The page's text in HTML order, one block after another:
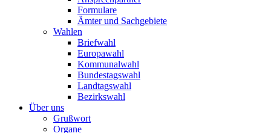
Formulare
Ämter und Sachgebiete
Wahlen
Briefwahl
Europawahl
Kommunalwahl
Bundestagswahl
Landtagswahl
Bezirkswahl
Über uns
Grußwort
Organe